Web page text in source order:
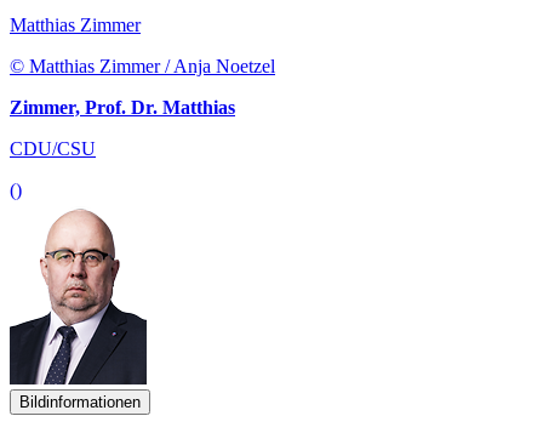
Matthias Zimmer
© Matthias Zimmer / Anja Noetzel
Zimmer, Prof. Dr. Matthias
CDU/CSU
()
Bildinformationen